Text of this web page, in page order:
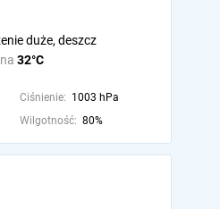
32°C
duże, deszcz
Ciśnienie: 1003 hPa
Wilgotność: 80%